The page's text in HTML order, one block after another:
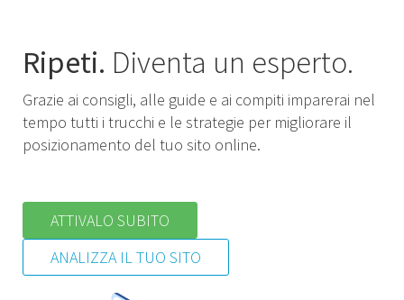
Ripeti. Diventa un esperto.
Grazie ai consigli, alle guide e ai compiti imparerai nel
tempo tutti i trucchi e le strategie per migliorare il
posizionamento del tuo sito online.
ATTIVALO SUBITO
ANALIZZA IL TUO SITO